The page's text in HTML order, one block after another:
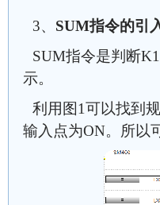
3、 SUM指令的引
SUM指令是判断
示。
利用图1可以找到
输入点为ON。所以